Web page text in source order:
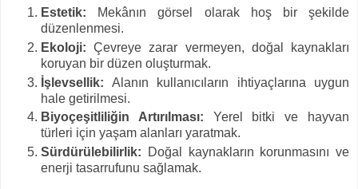
Estetik: Mekânın görsel olarak hoş bir şekilde
düzenlenmesi.
Ekoloji: Çevreye zarar vermeyen, doğal kaynakları
koruyan bir düzen oluşturmak.
İşlevsellik: Alanın kullanıcıların ihtiyaçlarına uygun
hale getirilmesi.
Biyoçeşitliliğin Artırılması: Yerel bitki ve hayvan
türleri için yaşam alanları yaratmak.
Sürdürülebilirlik: Doğal kaynakların korunmasını ve
enerji tasarrufunu sağlamak.